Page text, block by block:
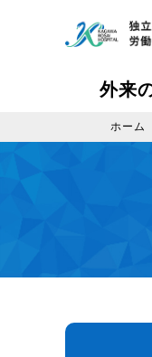
外来
ホーム